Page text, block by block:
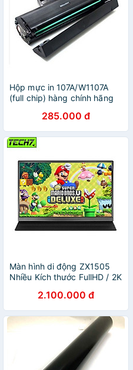
Hộp mực in 107A/W1107A
(full chip) hàng chính hãng
HP LaserJet 107a, 107w,
135a, 135w, 137a, 137w -
Cartridge 107A/W1107A mới
100% [Fullbox]
285.000 đ
Màn hình di động ZX1505
Nhiều Kích thước FullHD / 2K
smartphone2.100.000 đ